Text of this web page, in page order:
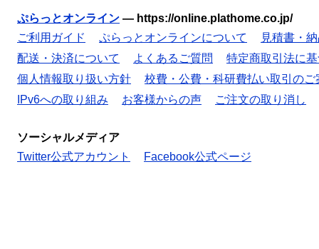
ぷらっとオンライン — https://online.plathome.co.jp/
ご利用ガイド
ぷらっとオンラインについて
見積書・
配送・決済について
よくあるご質問
特定商取引法に
個人情報取り扱い方針
校費・公費・科研費払い取引のご
IPv6への取り組み
お客様からの声 ご注文の取り消し
ソーシャルメディア
Twitter公式アカウント
Facebook公式ページ